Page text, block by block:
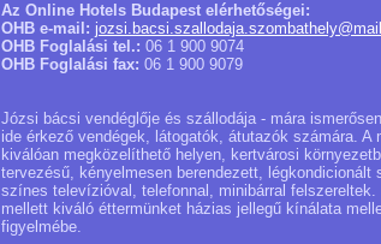
Az Online Hotels Budapest elérhetőségei:
OHB e-mail:
OHB Foglalási tel.: 06 1 900 9074
OHB Foglalási fax: 06 1 900 9079
Józsi bácsi vendéglője és szállodája - mára
ide érkező vendégek, látogatók, átutazók számára.
kiválóan megközelíthető helyen, kertvárosi
tervezésű, kényelmesen berendezett,
színes televízióval, telefonnal, minibárral
mellett kiváló éttermünket házias jellegű kínálata
figyelmébe.